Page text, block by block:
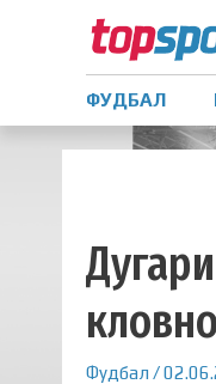
ФУДБАЛ
Фудбал /